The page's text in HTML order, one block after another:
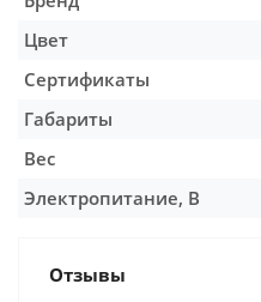
Цвет
Сертификаты
Габариты
Вес
Электропитание, В
Отзывы